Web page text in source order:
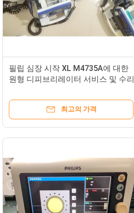
필립 심장 시작 XL M4735A에 대한
원형 디피브리레이터 서비스 및 수리
최고의 가격